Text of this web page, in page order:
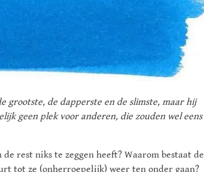
grootste, de dapperste en de slimste, maar hij
geen plek voor anderen, die zouden wel eens
rest niks te zeggen heeft? Waarom bestaat de
tot ze (onherroepelijk) weer ten onder gaan?